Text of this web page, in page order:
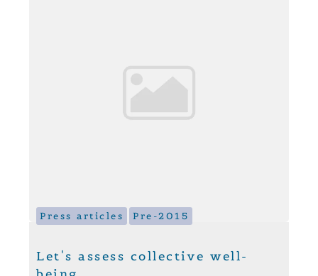
Press articles Pre-2015
Let's assess collective well-